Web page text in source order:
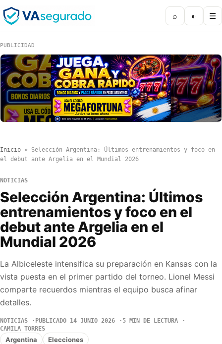
⌕ ◐ ☰
PUBLICIDAD
Inicio » Selección Argentina: Últimos entrenamientos y foco en
el debut ante Argelia en el Mundial 2026
NOTICIAS
Selección Argentina: Últimos
entrenamientos y foco en el
debut ante Argelia en el
Mundial 2026
La Albiceleste intensifica su preparación en Kansas con la
vista puesta en el primer partido del torneo. Lionel Messi
comparte recuerdos mientras el equipo busca afinar
detalles.
NOTICIAS PUBLICADO 14 JUNIO 2026
5 MIN DE LECTURA
CAMILA TORRES
Argentina Elecciones